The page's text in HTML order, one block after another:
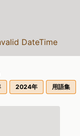
DateTime
2024年 用語集